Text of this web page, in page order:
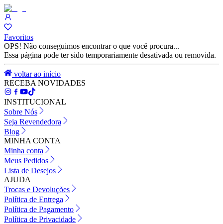
Favoritos
OPS! Não conseguimos encontrar o que você procura...
Essa página pode ter sido temporariamente desativada ou removida.
voltar ao início
RECEBA NOVIDADES
INSTITUCIONAL
Sobre Nós
Seja Revendedora
Blog
MINHA CONTA
Minha conta
Meus Pedidos
Lista de Desejos
AJUDA
Trocas e Devoluções
Política de Entrega
Política de Pagamento
Política de Privacidade